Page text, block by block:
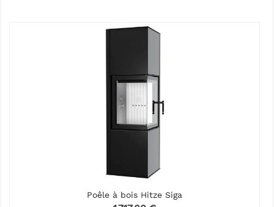
Poêle à bois Hitze Siga